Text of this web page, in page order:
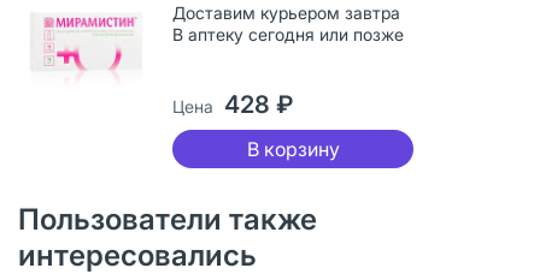
Доставим курьером завтра
В аптеку сегодня или позже
Цена 428 ₽
В корзину
Пользователи также
интересовались